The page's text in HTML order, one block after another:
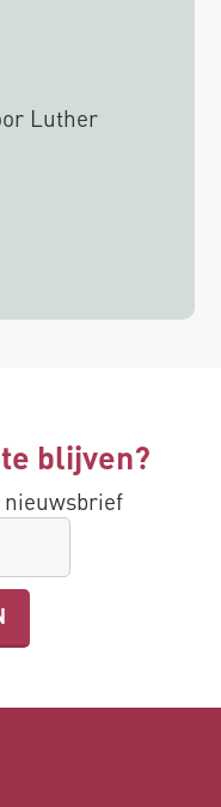
Luther
blijven?